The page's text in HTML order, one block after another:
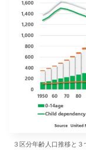
３区分年齢人口推移と